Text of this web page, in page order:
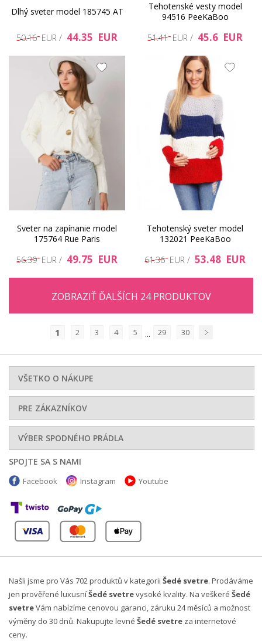
Dlhý sveter model 185745 AT
50.16 EUR / 44.35 EUR
Tehotenské vesty model
94516 PeeKaBoo
51.41 EUR / 45.6 EUR
Sveter na zapínanie model
175764 Rue Paris
56.39 EUR / 49.75 EUR
Tehotenský sveter model
132021 PeeKaBoo
61.36 EUR / 53.48 EUR
ZOBRAZIŤ ĎALŠÍCH 24 PRODUKTOV
1 2 3 4 5 ... 29
30
VŠETKO O NÁKUPE
PRE ZÁKAZNÍKOV
VÝBER SPODNÉHO PRÁDLA
SPOJTE SA S NAMI
Facebook Instagram Youtube
Našli jsme pro Vás 702 produktů v kategorii Šedé svetre. Prodáváme
jen prověřené luxusníŠedé svetrevysoké kvality. Na veškeré Šedé
svetreVám nabízíme cenovou garanci, záruku 24 měsíců a možnost
výměny do 30 dnů. Nakupujte levné Šedé svetre za internetové
ceny.